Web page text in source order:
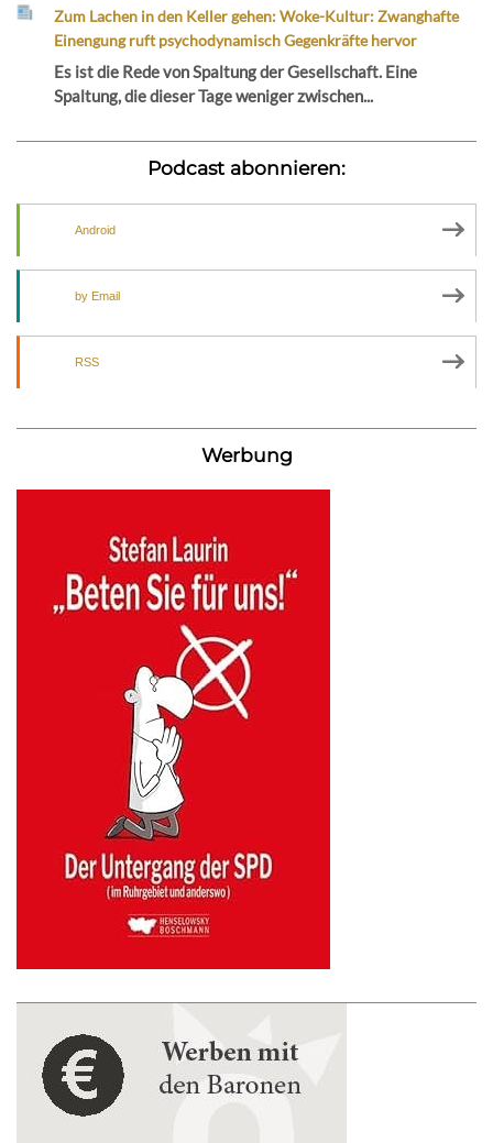
Zum Lachen in den Keller gehen: Woke-Kultur: Zwanghafte
Einengung ruft psychodynamisch Gegenkräfte hervor
Es ist die Rede von Spaltung der Gesellschaft. Eine
Spaltung, die dieser Tage weniger zwischen...
Podcast abonnieren:
Android
by Email
RSS
Werbung